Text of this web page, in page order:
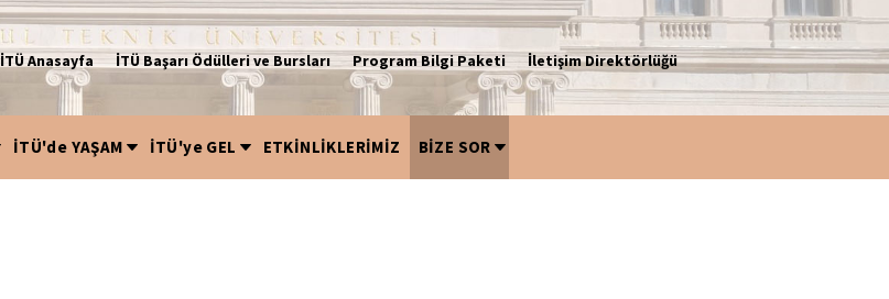
İTÜ Anasayfa İTÜ Başarı Ödülleri ve Bursları Program Bilgi Paketi İletişim Direktörlüğü
İTÜ'de YAŞAM İTÜ'ye GEL ETKİNLİKLERİMİZ BİZE SOR